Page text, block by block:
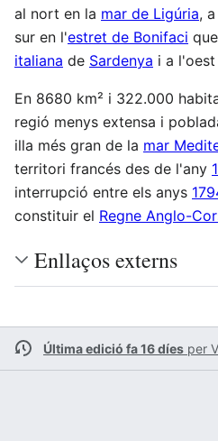
al nort en la mar de Ligúria,
sur en l'estret de Bonifaci
italiana de Sardenya i a l'oest
En 8680 km² i 322.000
regió menys extensa i
illa més gran de la mar
territori francés des de l'any
interrupció entre els anys
constituir el Regne Anglo-
Enllaços externs
Última edició fa 16 díes per